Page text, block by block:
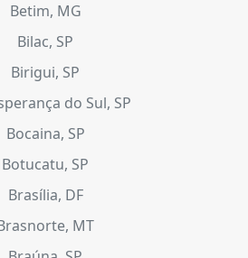
Betim, MG
Bilac, SP
Birigui, SP
do Sul, SP
Bocaina, SP
Botucatu, SP
Brasília, DF
MT